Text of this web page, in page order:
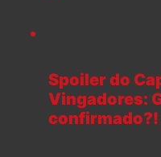
Spoiler do
Vingadores:
confirmado?!